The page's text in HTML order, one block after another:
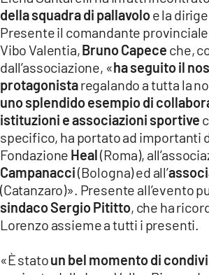
della squadra di pallavoloe la
Presente il comandante
Vibo Valentia,Bruno Capece che,
dall’associazione, «ha seguito il
protagonistaregalando a tutta la
uno splendido esempio di
istituzioni e associazioni sportive
specifico, ha portato ad importanti
Fondazione Heal(Roma),
Campanacci(Bologna) ed all’
(Catanzaro)». Presente all’evento
sindaco Sergio Pititto, che ha
Lorenzo assieme a tutti i presenti.
«È statoun bel momento di